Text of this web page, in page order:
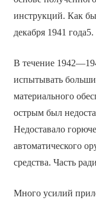
инструкций. Как бы
декабря 1941 года5.
В течение
испытывать
материального
острым был
Недоставало
автоматического
средства. Часть
Много усилий